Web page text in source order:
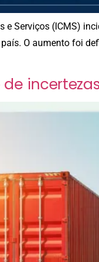
e Serviços (ICMS)
O aumento foi